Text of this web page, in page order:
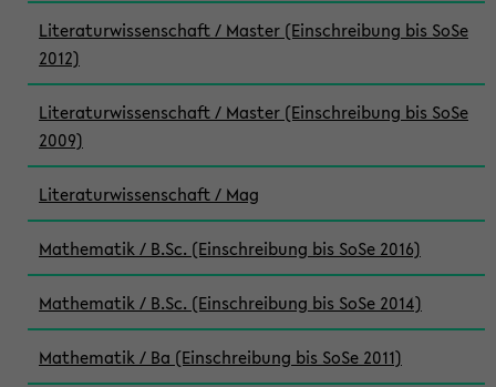
Literaturwissenschaft / Master (Einschreibung bis SoSe
2012)
Literaturwissenschaft / Master (Einschreibung bis SoSe
2009)
Literaturwissenschaft / Mag
Mathematik / B.Sc. (Einschreibung bis SoSe 2016)
Mathematik / B.Sc. (Einschreibung bis SoSe 2014)
Mathematik / Ba (Einschreibung bis SoSe 2011)